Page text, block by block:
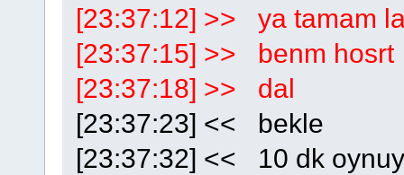
[23:37:12] >> ya tamam
[23:37:15] >> benm hosrt
[23:37:18] >> dal
[23:37:23] << bekle
[23:37:32] << 10 dk